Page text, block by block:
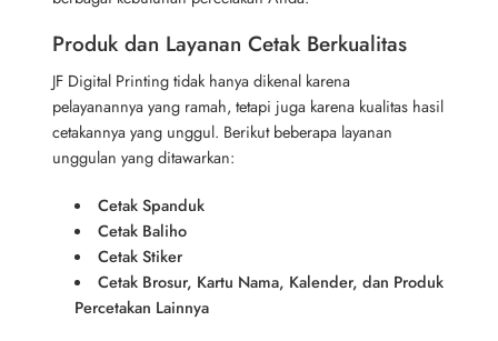
Produk dan Layanan Cetak Berkualitas
JF Digital Printing tidak hanya dikenal karena
pelayanannya yang ramah, tetapi juga karena kualitas hasil
cetakannya yang unggul. Berikut beberapa layanan
unggulan yang ditawarkan:
Cetak Spanduk
Cetak Baliho
Cetak Stiker
Cetak Brosur, Kartu Nama, Kalender, dan Produk
Percetakan Lainnya